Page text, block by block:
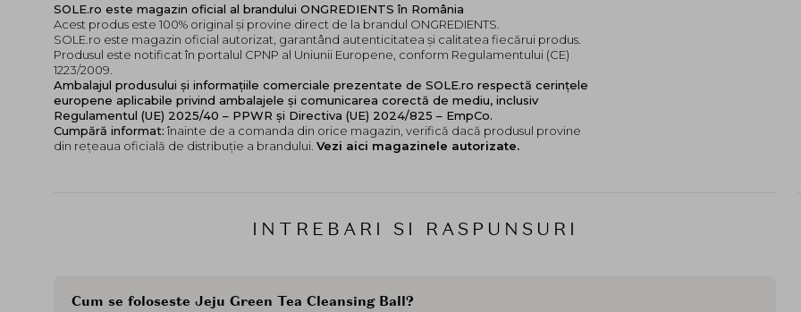
SOLE.ro este magazin oficial al brandului ONGREDIENTS în România
Acest produs este 100% original și provine direct de la brandul ONGREDIENTS.
SOLE.ro este magazin oficial autorizat, garantând autenticitatea și calitatea fiecărui produs.
Produsul este notificat în portalul CPNP al Uniunii Europene, conform Regulamentului (CE)
1223/2009.
Ambalajul produsului și informațiile comerciale prezentate de SOLE.ro respectă cerințele
europene aplicabile privind ambalajele și comunicarea corectă de mediu, inclusiv
Regulamentul (UE) 2025/40 – PPWR și Directiva (UE) 2024/825 – EmpCo.
Cumpără informat: înainte de a comanda din orice magazin, verifică dacă produsul provine
din rețeaua oficială de distribuție a brandului. Vezi aici magazinele autorizate.
INTREBARI SI RASPUNSURI
Cum se foloseste Jeju Green Tea Cleansing Ball?